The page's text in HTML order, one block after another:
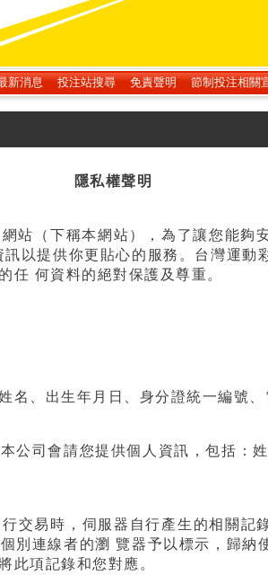
新消息 投注站搜尋 免責聲明 節制投注相關
隱私權聲明
站（下稱本網站），為了讓您能夠
以提供你更貼心的服務。台灣運動
任 何資料的絕對保護及尊重。
、出生年月日、身分證統一編號
公司會請您提供個人資訊，包括：
交易時，伺服器自行產生的相關記
別連線者的瀏 覽器予以標示，歸納
此項記錄和您對應。